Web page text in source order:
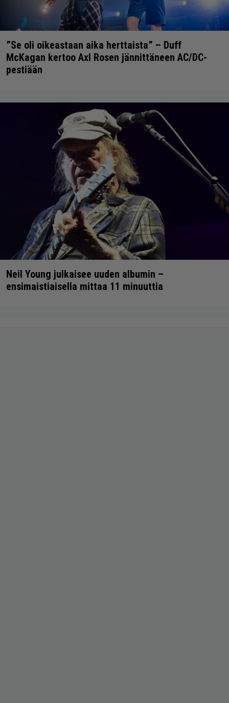
”Se oli oikeastaan aika herttaista” – Duff
McKagan kertoo Axl Rosen jännittäneen AC/DC-
pestiään
Neil Young julkaisee uuden albumin –
ensimaistiaisella mittaa 11 minuuttia